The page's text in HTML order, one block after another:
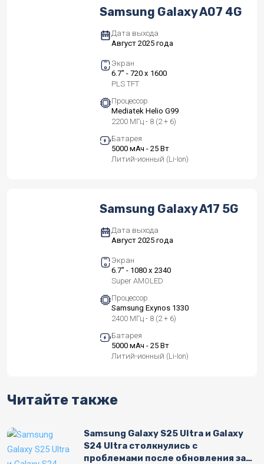
Samsung Galaxy A07 4G
Дата выхода
Август 2025 года
Экран
6.7" - 720 x 1600
PLS TFT
Процессор
Mediatek Helio G99
2200 МГц - 8 (2 + 6)
Батарея
5000 мАч - 25 Вт
Литий-ионный (Li-Ion)
Samsung Galaxy A17 5G
Дата выхода
Август 2025 года
Экран
6.7" - 1080 x 2340
Super AMOLED
Процессор
Samsung Exynos 1330
2400 МГц - 8 (2 + 6)
Батарея
5000 мАч - 25 Вт
Литий-ионный (Li-Ion)
Читайте также
Samsung Galaxy S25 Ultra и Galaxy
S24 Ultra столкнулись с
проблемами после обновления за